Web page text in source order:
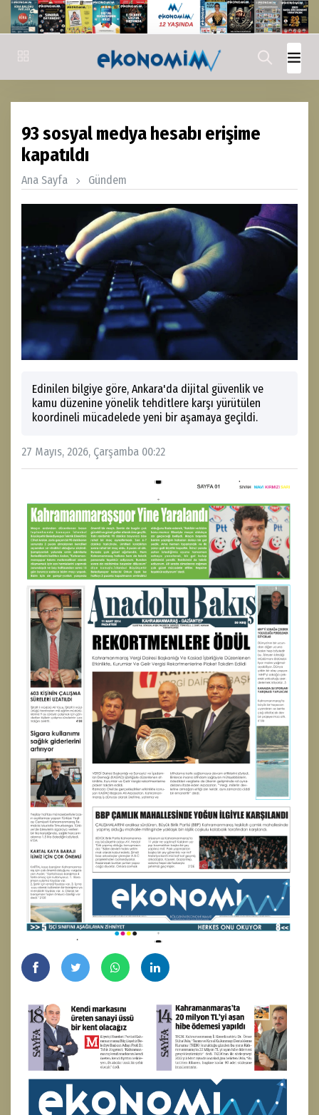
93 sosyal medya hesabı erişime
kapatıldı
Ana Sayfa Gündem
Edinilen bilgiye göre, Ankara'da dijital güvenlik ve
kamu düzenine yönelik tehditlere karşı yürütülen
koordineli mücadelede yeni bir aşamaya geçildi.
27 Mayıs, 2026, Çarşamba 00:22